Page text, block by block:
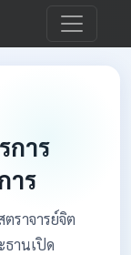
การ
าร
ราจารย์จิต
านเปิด